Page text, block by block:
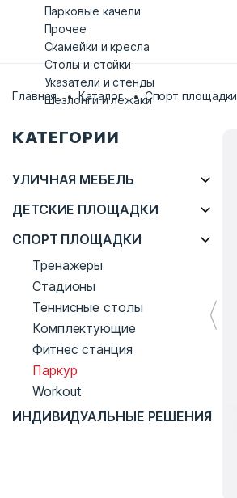
Парковые качели
Прочее
Скамейки и кресла
Столы и стойки
Указатели и стенды
Шезлонги и лежаки
Главная Каталог Спорт площадки
КАТЕГОРИИ
УЛИЧНАЯ МЕБЕЛЬ
ДЕТСКИЕ ПЛОЩАДКИ
СПОРТ ПЛОЩАДКИ
Тренажеры
Стадионы
Теннисные столы
Комплектующие
Фитнес станция
Паркур
Workout
ИНДИВИДУАЛЬНЫЕ РЕШЕНИЯ